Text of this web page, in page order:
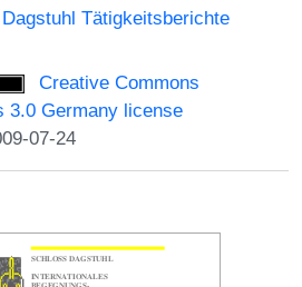
Dagstuhl Tätigkeitsberichte
Creative Commons
3.0 Germany license
07-24